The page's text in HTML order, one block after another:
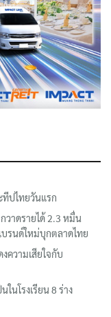
ทีปไทยวันแรก
วาดรายได้ 2.3 หมื่น
บรนด์ใหม่บุกตลาดไทย
ความเสียใจกับ
นโรงเรียน 8 ร่าง